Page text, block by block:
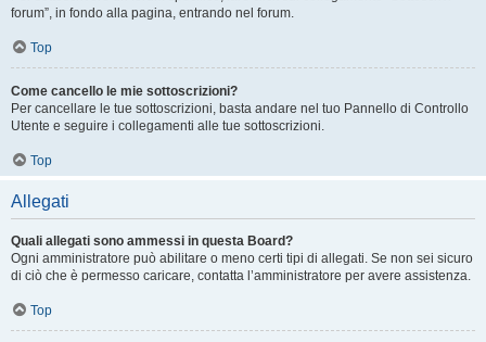
forum”, in fondo alla pagina, entrando nel forum.
Top
Come cancello le mie sottoscrizioni?
Per cancellare le tue sottoscrizioni, basta andare nel tuo Pannello di Controllo
Utente e seguire i collegamenti alle tue sottoscrizioni.
Top
Allegati
Quali allegati sono ammessi in questa Board?
Ogni amministratore può abilitare o meno certi tipi di allegati. Se non sei sicuro
di ciò che è permesso caricare, contatta l’amministratore per avere assistenza.
Top